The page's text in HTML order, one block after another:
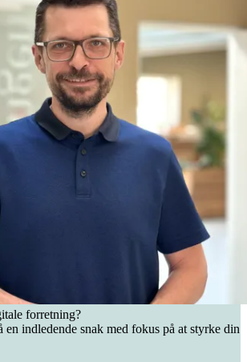
forretning?
indledende snak med fokus på at styrke din